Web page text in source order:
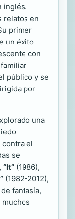
inglés.
relatos en
primer
un éxito
con
público y se
por
una
contra el
se
“It” (1986),
(1982-2012),
fantasía,